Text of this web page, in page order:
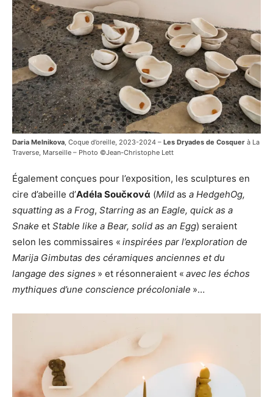
Daria Melnikova , Coque d’oreille, 2023-2024 – Les Dryades de Cosquer à La
Traverse, Marseille – Photo ©Jean-Christophe Lett
Également conçues pour l’exposition, les sculptures en
cire d’abeille d’Adéla Součκονά (Mild as a HedgehOg,
squatting as a Frog, Starring as an Eagle, quick as a
Snake et Stable like a Bear, solid as an Egg) seraient
selon les commissaires « inspirées par l’exploration de
Marija Gimbutas des céramiques anciennes et du
langage des signes » et résonneraient « avec les échos
mythiques d’une conscience précoloniale »…